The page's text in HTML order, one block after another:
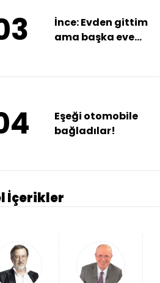
İçerikler
İnce: Evden gittim
ama başka eve
Eşeği otomobile
bağladılar!